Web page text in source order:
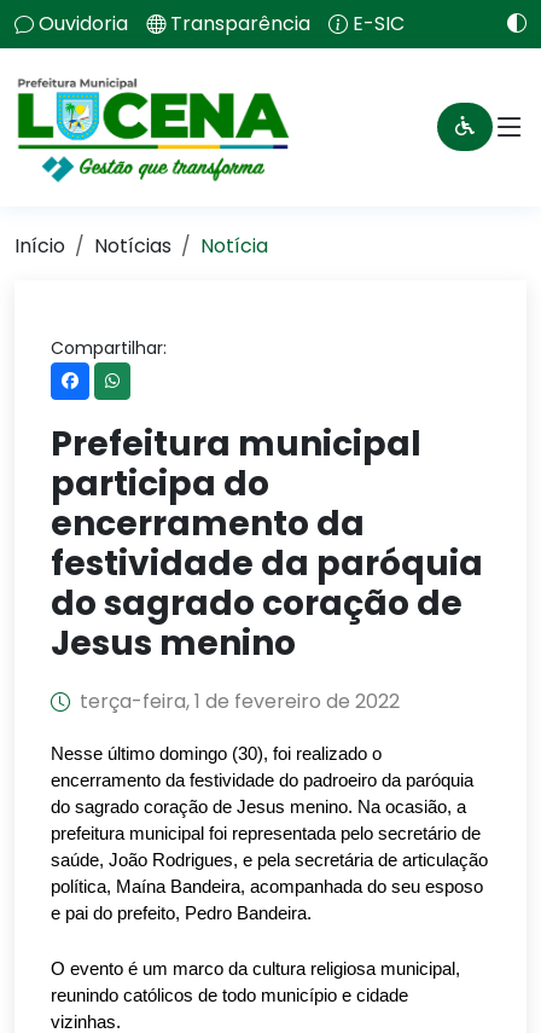
Ouvidoria Transparência E-SIC
Início Notícias Notícia
Compartilhar:
Prefeitura municipal
participa do
encerramento da
festividade da paróquia
do sagrado coração de
Jesus menino
terça-feira, 1 de fevereiro de 2022
Nesse último domingo (30), foi realizado o
encerramento da festividade do padroeiro da paróquia
do sagrado coração de Jesus menino. Na ocasião, a
prefeitura municipal foi representada pelo secretário de
saúde, João Rodrigues, e pela secretária de articulação
política, Maína Bandeira, acompanhada do seu esposo
e pai do prefeito, Pedro Bandeira.
O evento é um marco da cultura religiosa municipal,
reunindo católicos de todo município e cidade
vizinhas.